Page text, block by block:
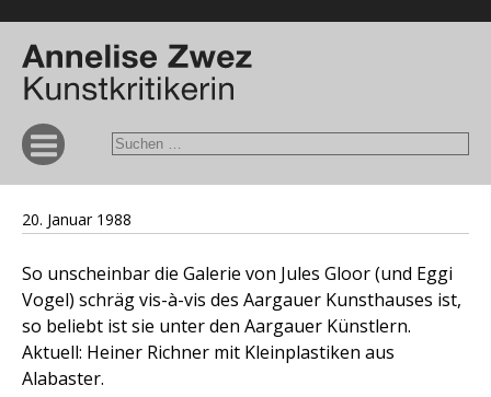
20. Januar 1988
So unscheinbar die Galerie von Jules Gloor (und Eggi
Vogel) schräg vis-à-vis des Aargauer Kunsthauses ist,
so beliebt ist sie unter den Aargauer Künstlern.
Aktuell: Heiner Richner mit Kleinplastiken aus
Alabaster.